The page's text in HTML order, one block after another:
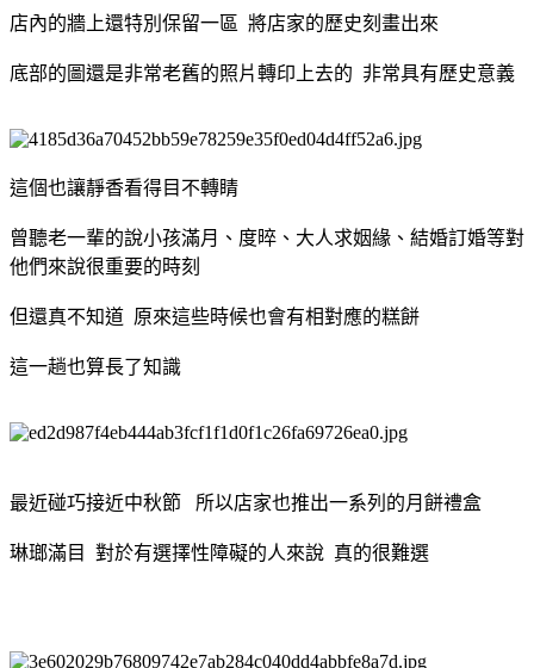
店內的牆上還特別保留一區 將店家的歷史刻畫出來
底部的圖還是非常老舊的照片轉印上去的 非常具有歷史意義
這個也讓靜香看得目不轉睛
曾聽老一輩的說小孩滿月、度晬、大人求姻緣、結婚訂婚等對
他們來說很重要的時刻
但還真不知道 原來這些時候也會有相對應的糕餅
這一趟也算長了知識
最近碰巧接近中秋節 所以店家也推出一系列的月餅禮盒
琳瑯滿目 對於有選擇性障礙的人來說 真的很難選